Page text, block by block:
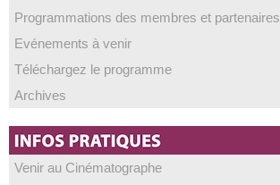
Programmations des membres et partenaires
Evénements à venir
Téléchargez le programme
Archives
Venir au Cinématographe